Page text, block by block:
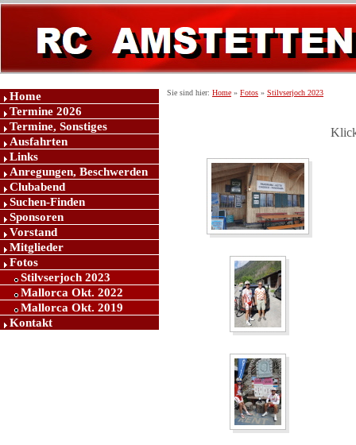
Home
Termine 2026
Termine, Sonstiges
Ausfahrten
Links
Anregungen, Beschwerden
Clubabend
Suchen-Finden
Sponsoren
Vorstand
Mitglieder
Fotos
Stilvserjoch 2023
Mallorca Okt. 2022
Mallorca Okt. 2019
Kontakt
Sie sind hier: Home » Fotos » Stilvserjoch 2023